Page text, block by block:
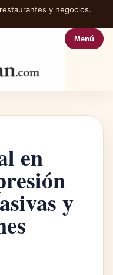
y negocios.
Menú
en
y